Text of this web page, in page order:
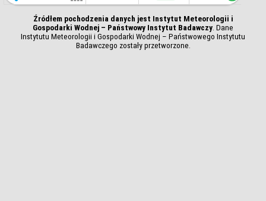
Źródłem pochodzenia danych jest Instytut Meteorologii i
Gospodarki Wodnej – Państwowy Instytut Badawczy. Dane
Instytutu Meteorologii i Gospodarki Wodnej – Państwowego Instytutu
Badawczego zostały przetworzone.